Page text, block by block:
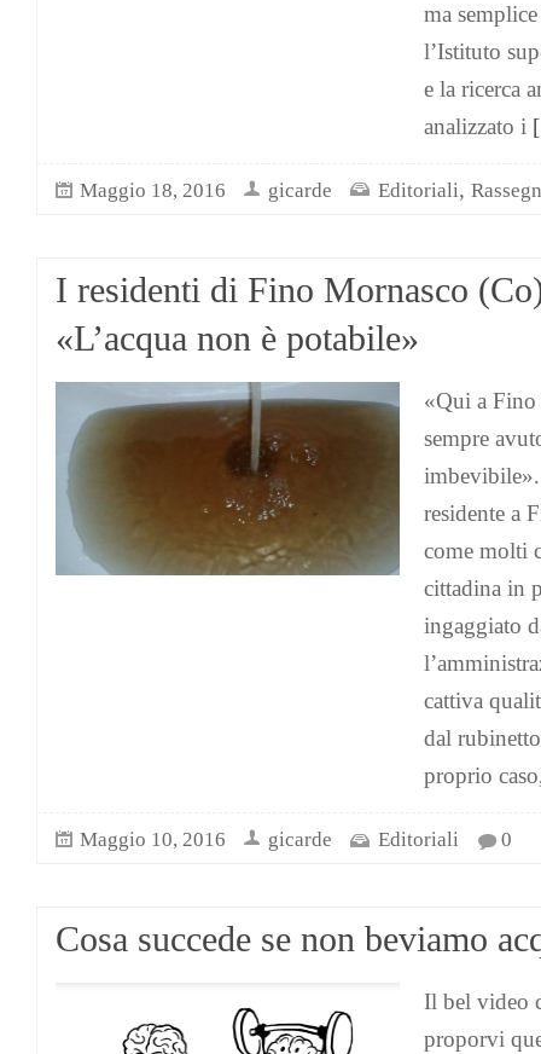
ma
l’Istituto
e la ricerca
analizzato i
Maggio 18, 2016 gicarde Editoriali,
I residenti di Fino Mornasco
«L’acqua non è potabile»
«Qui a Fino
sempre
residente a
come molti
cittadina in
ingaggiato
cattiva
dal
proprio
Maggio 10, 2016 gicarde Editoriali 0
Cosa succede se non beviamo
Il bel video
proporvi